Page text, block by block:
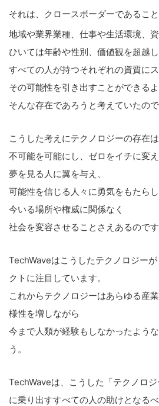
それは、クロースボーダーであること
地域や業界業種、仕事や生活環境、資
ひいては年齢や性別、価値観を超越し
すべての人が持つそれぞれの資質に
その可能性を引き出すことができる
そんな存在であろうと考えていたので
こうした考えにテクノロジーの存在は
不可能を可能にし、ゼロをイチに変
夢を見る人に翼を与え、
可能性を信じる人々に勇気をもたらし
今いる場所や権威に関係なく
社会を変容させることさえあるのです
TechWaveはこうしたテクノロジー
クトに注目しています。
これからテクノロジーはあらゆる産
様性を増しながら
今まで人類が経験もしなかったよう
う。
TechWaveは、こうした「テクノロ
に乗り出すすべての人の助けとなる